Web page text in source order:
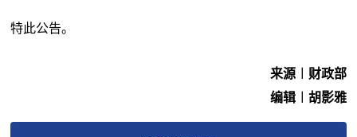
特此公告。
来源︱财政部
编辑︱胡影雅